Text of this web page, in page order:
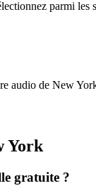
parmi
audio de New
York
gratuite ?